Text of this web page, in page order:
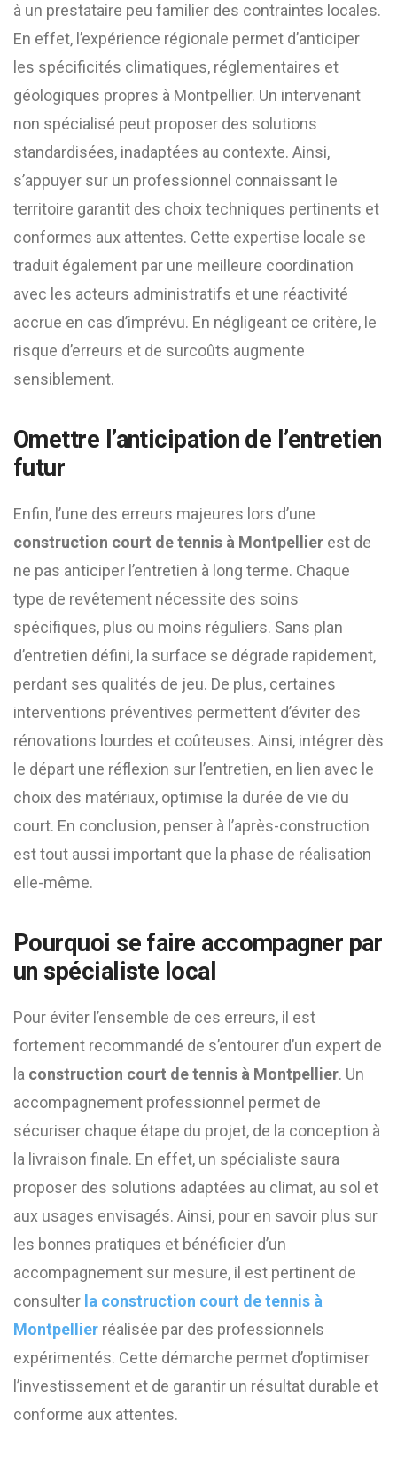
à un prestataire peu familier des contraintes locales.
En effet, l’expérience régionale permet d’anticiper
les spécificités climatiques, réglementaires et
géologiques propres à Montpellier. Un intervenant
non spécialisé peut proposer des solutions
standardisées, inadaptées au contexte. Ainsi,
s’appuyer sur un professionnel connaissant le
territoire garantit des choix techniques pertinents et
conformes aux attentes. Cette expertise locale se
traduit également par une meilleure coordination
avec les acteurs administratifs et une réactivité
accrue en cas d’imprévu. En négligeant ce critère, le
risque d’erreurs et de surcoûts augmente
sensiblement.
Omettre l’anticipation de l’entretien
futur
Enfin, l’une des erreurs majeures lors d’une
construction court de tennis à Montpellier est de
ne pas anticiper l’entretien à long terme. Chaque
type de revêtement nécessite des soins
spécifiques, plus ou moins réguliers. Sans plan
d’entretien défini, la surface se dégrade rapidement,
perdant ses qualités de jeu. De plus, certaines
interventions préventives permettent d’éviter des
rénovations lourdes et coûteuses. Ainsi, intégrer dès
le départ une réflexion sur l’entretien, en lien avec le
choix des matériaux, optimise la durée de vie du
court. En conclusion, penser à l’après-construction
est tout aussi important que la phase de réalisation
elle-même.
Pourquoi se faire accompagner par
un spécialiste local
Pour éviter l’ensemble de ces erreurs, il est
fortement recommandé de s’entourer d’un expert de
la construction court de tennis à Montpellier. Un
accompagnement professionnel permet de
sécuriser chaque étape du projet, de la conception à
la livraison finale. En effet, un spécialiste saura
proposer des solutions adaptées au climat, au sol et
aux usages envisagés. Ainsi, pour en savoir plus sur
les bonnes pratiques et bénéficier d’un
accompagnement sur mesure, il est pertinent de
consulter la construction court de tennis à
Montpellier réalisée par des professionnels
expérimentés. Cette démarche permet d’optimiser
l’investissement et de garantir un résultat durable et
conforme aux attentes.